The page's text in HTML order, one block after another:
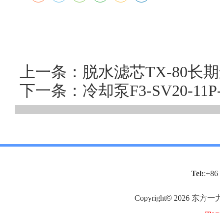
上一条：脱水滤芯TX-80长
下一条：冷却泵F3-SV20-
Tel::+86
Copyright© 2026 东方一